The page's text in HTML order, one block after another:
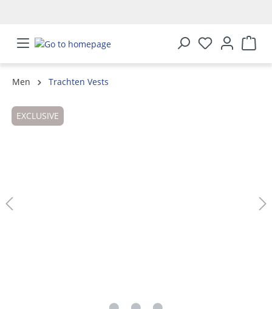
Men
Trachten Vests
EXCLUSIVE